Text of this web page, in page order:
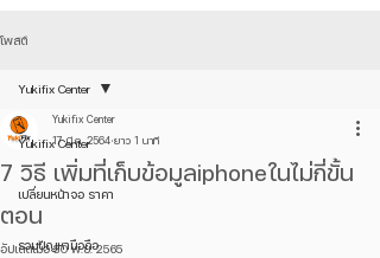
โพสต์
Yukifix Center
เปลี่ยนหน้าจอ ราคา
รวมปัญหามือถือ
Yukifix Center
7 วิธี เพิ่มที่เก็บข้อมูลiphoneในไม่กี่ขั้น
ตอน
Yukifix Center
17 มี.ค. 2564 ยาว 1 นาที
อัปเดตเมื่อ30 พ.ย. 2565